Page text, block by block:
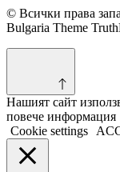
© Всички права
Bulgaria Theme
Нашият сайт
повече информация
Cookie settings